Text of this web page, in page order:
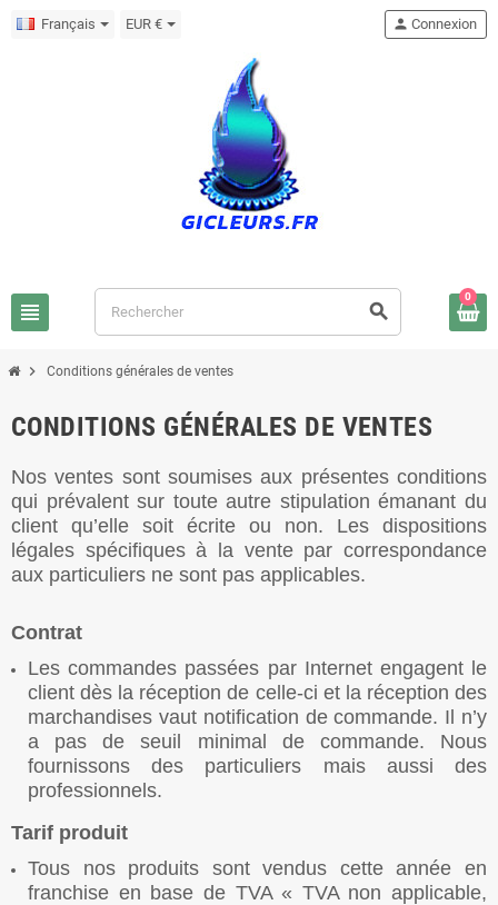
Français EUR €
view_headline search
person Connexion
0
chevron_right Conditions générales de ventes
CONDITIONS GÉNÉRALES DE VENTES
Nos ventes sont soumises aux présentes conditions
qui prévalent sur toute autre stipulation émanant du
client qu’elle soit écrite ou non. Les dispositions
légales spécifiques à la vente par correspondance
aux particuliers ne sont pas applicables.
Contrat
Les commandes passées par Internet engagent le
client dès la réception de celle-ci et la réception des
marchandises vaut notification de commande. Il n’y
a pas de seuil minimal de commande. Nous
fournissons des particuliers mais aussi des
professionnels.
Tarif produit
Tous nos produits sont vendus cette année en
franchise en base de TVA « TVA non applicable,